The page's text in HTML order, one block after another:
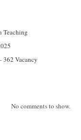
Teaching
362 Vacancy
No comments to show.